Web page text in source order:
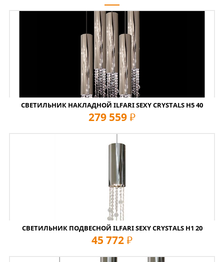
СВЕТИЛЬНИК НАКЛАДНОЙ ILFARI SEXY CRYSTALS H5 40
279 559 руб
СВЕТИЛЬНИК ПОДВЕСНОЙ ILFARI SEXY CRYSTALS H1 20
45 772 руб